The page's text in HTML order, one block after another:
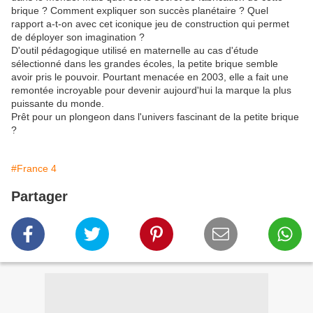
brique ? Comment expliquer son succès planétaire ? Quel
rapport a-t-on avec cet iconique jeu de construction qui permet
de déployer son imagination ?
D'outil pédagogique utilisé en maternelle au cas d'étude
sélectionné dans les grandes écoles, la petite brique semble
avoir pris le pouvoir. Pourtant menacée en 2003, elle a fait une
remontée incroyable pour devenir aujourd'hui la marque la plus
puissante du monde.
Prêt pour un plongeon dans l'univers fascinant de la petite brique
?
#France 4
Partager